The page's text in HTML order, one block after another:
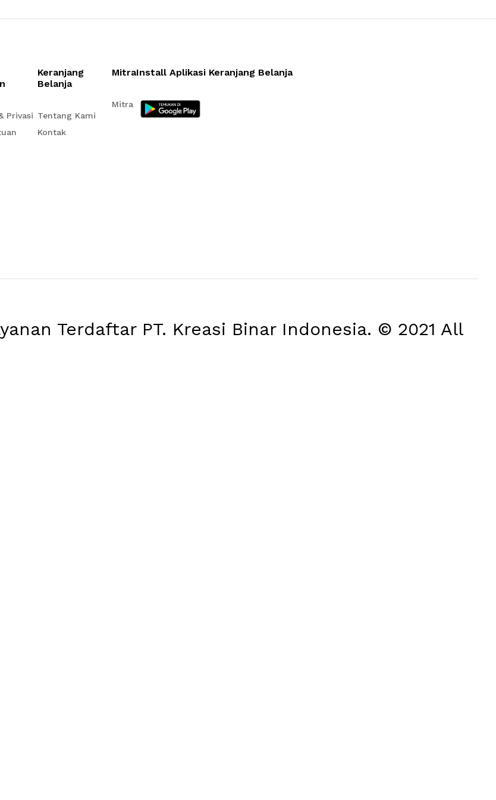
Privasi
Keranjang
Belanja
Tentang Kami
Kontak
Mitra
Mitra
Install Aplikasi Keranjang Belanja
Terdaftar PT. Kreasi Binar Indonesia. © 2021 All